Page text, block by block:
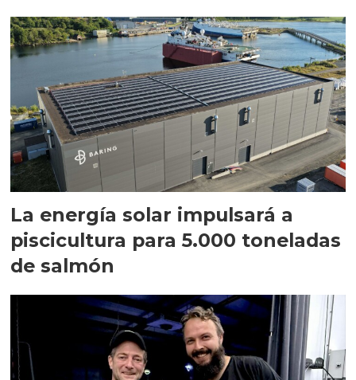
La energía solar impulsará a
piscicultura para 5.000 toneladas
de salmón